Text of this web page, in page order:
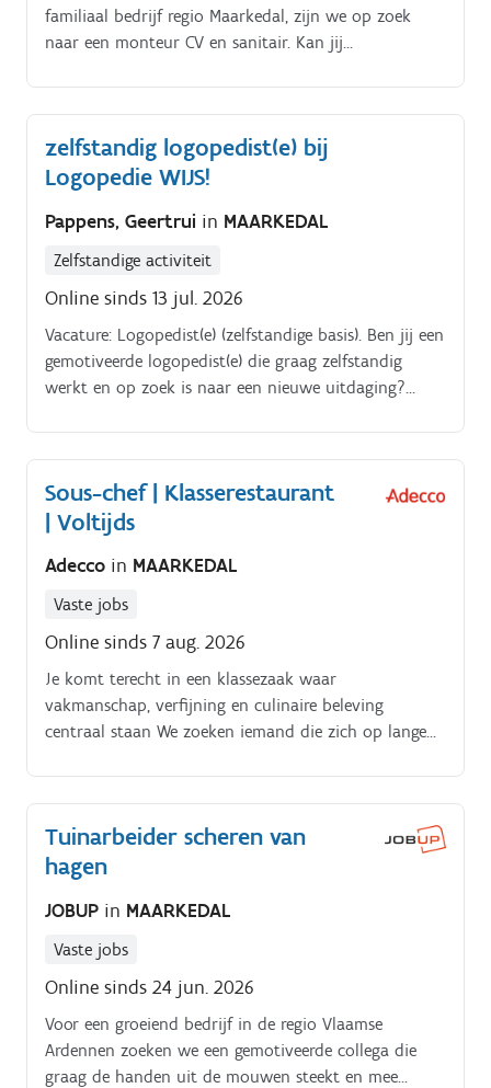
familiaal bedrijf regio Maarkedal, zijn we op zoek
naar een monteur CV en sanitair. Kan jij
zelfstandig logopedist(e) bij
Logopedie WIJS!
Pappens, Geertrui in MAARKEDAL
Zelfstandige activiteit
Online sinds 13 jul. 2026
Vacature: Logopedist(e) (zelfstandige basis). Ben jij een
gemotiveerde logopedist(e) die graag zelfstandig
werkt en op zoek is naar een nieuwe uitdaging?
Aanbod.
Sous-chef | Klasserestaurant
| Voltijds
Adecco in MAARKEDAL
Vaste jobs
Online sinds 7 aug. 2026
Je komt terecht in een klassezaak waar
vakmanschap, verfijning en culinaire beleving
centraal staan We zoeken iemand die zich op lange
tewerkstelling Afwisseling tussen restaurantservice en
events.
Tuinarbeider scheren van
hagen
JOBUP in MAARKEDAL
Vaste jobs
Online sinds 24 jun. 2026
Voor een groeiend bedrijf in de regio Vlaamse
Ardennen zoeken we een gemotiveerde collega die
graag de handen uit de mouwen steekt en mee